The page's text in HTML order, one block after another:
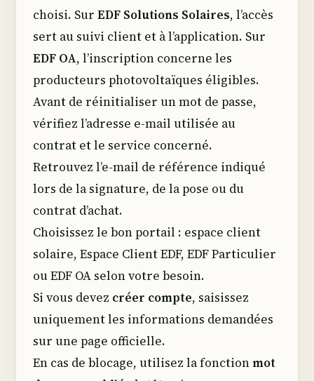
choisi. Sur EDF Solutions Solaires, l’accès
sert au suivi client et à l’application. Sur
EDF OA, l’inscription concerne les
producteurs photovoltaïques éligibles.
Avant de réinitialiser un mot de passe,
vérifiez l’adresse e-mail utilisée au
contrat et le service concerné.
Retrouvez l’e-mail de référence indiqué
lors de la signature, de la pose ou du
contrat d’achat.
Choisissez le bon portail : espace client
solaire, Espace Client EDF, EDF Particulier
ou EDF OA selon votre besoin.
Si vous devez créer compte, saisissez
uniquement les informations demandées
sur une page officielle.
En cas de blocage, utilisez la fonctionmot